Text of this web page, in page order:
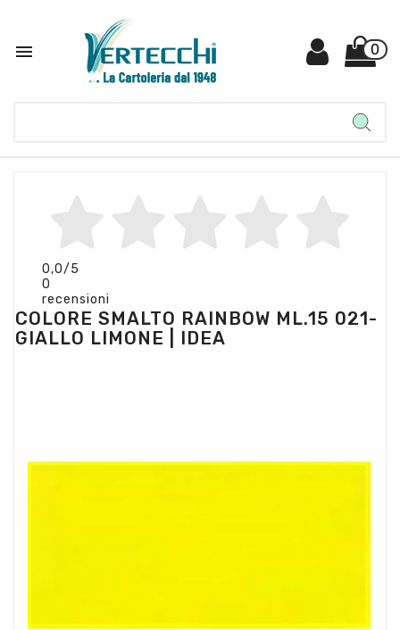
 0
0,0/5
0
recensioni
COLORE SMALTO RAINBOW ML.15 021-
GIALLO LIMONE | IDEA